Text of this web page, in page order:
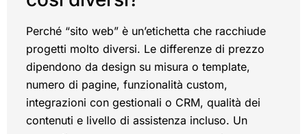
Perché “sito web” è un’etichetta che racchiude
progetti molto diversi. Le differenze di prezzo
dipendono da design su misura o template,
numero di pagine, funzionalità custom,
integrazioni con gestionali o CRM, qualità dei
contenuti e livello di assistenza incluso. Un